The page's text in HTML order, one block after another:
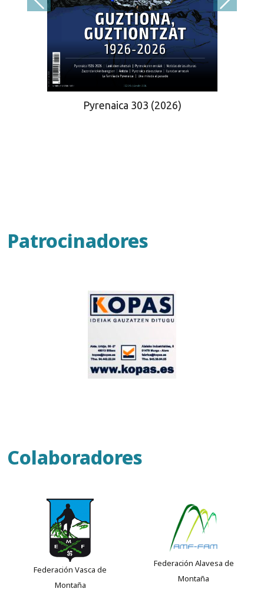
Pyrenaica 303 (2026)
Patrocinadores
Colaboradores
Federación Vasca de
Montaña
Federación Alavesa de
Montaña